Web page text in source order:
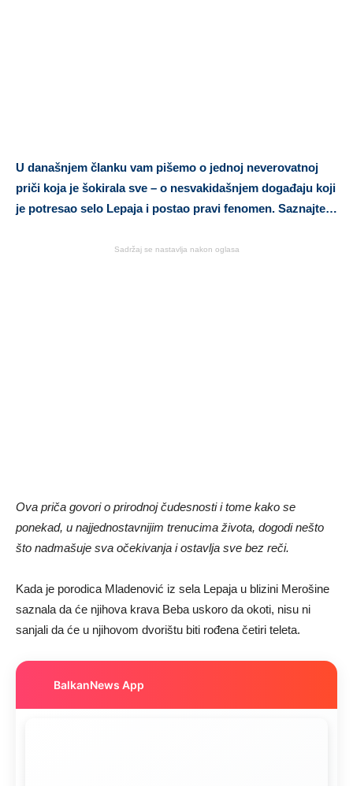
U današnjem članku vam pišemo o jednoj neverovatnoj
priči koja je šokirala sve – o nesvakidašnjem događaju koji
je potresao selo Lepaja i postao pravi fenomen. Saznajte…
Sadržaj se nastavlja nakon oglasa
Ova priča govori o prirodnoj čudesnosti i tome kako se
ponekad, u najjednostavnijim trenucima života, dogodi nešto
što nadmašuje sva očekivanja i ostavlja sve bez reči.
Kada je porodica Mladenović iz sela Lepaja u blizini Merošine
saznala da će njihova krava Beba uskoro da okoti, nisu ni
sanjali da će u njihovom dvorištu biti rođena četiri teleta.
BalkanNews App